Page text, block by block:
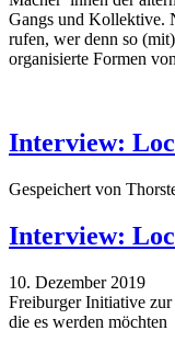
Gangs und Kollektive.
rufen, wer denn so
organisierte Formen
Interview:
Gespeichert von
Interview:
10. Dezember 2019
Freiburger Initiative
die es werden möchten